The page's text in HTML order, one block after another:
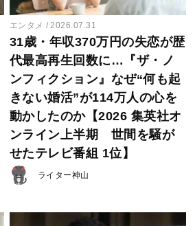
エンタメ 2026.07.31
31歳・年収370万円の失恋が歴
代最高再生回数に…『ザ・ノ
ンフィクション』なぜ“何も起
きない婚活”が114万人の心を
動かしたのか【2026 集英社オ
ンライン上半期 世間を騒が
せたテレビ番組 1位】
ライター神山